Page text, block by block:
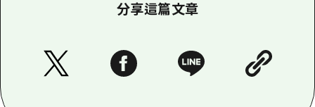
分享這篇文章